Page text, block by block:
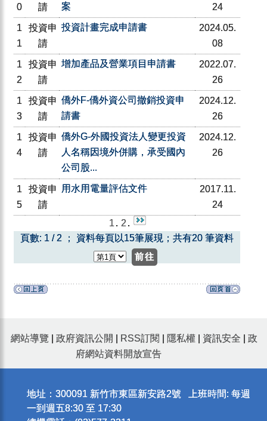
0
請
案
24
1
1
投資申
請
投資計畫完成申請書
2024.05.
08
1
2
投資申
請
增加產品及營業項目申請書
2022.07.
26
1
3
投資申
請
僑外F-僑外資公司撤銷投資申
請書
2024.12.
26
1
4
投資申
請
僑外G-外國投資法人變更投資
人名稱因境外併購，承受國內
公司股...
2024.12.
26
1
5
投資申
請
用水用電量評估文件
2017.11.
24
1 . 2 .
頁數: 1 / 2 ； 資料每頁以15筆展現；共有20 筆資料
網站導覽 政府資訊公開 RSS訂閱 隱私權 資訊安全
政
府網站資料開放宣告
地址：300091 新竹市東區新安路2號 上班時間: 每週
一到週五8:30 至 17:30